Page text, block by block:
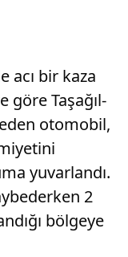
acı bir kaza
göre Taşağıl-
otomobil,
yuvarlandı.
2
bölgeye